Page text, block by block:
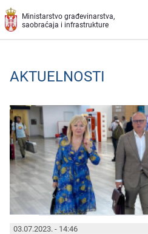
Preskoči na glavni deo sadržaja
Ministarstvo građevinarstva,
saobraćaja i infrastrukture
AKTUELNOSTI
03.07.2023. - 14:46
PAGES